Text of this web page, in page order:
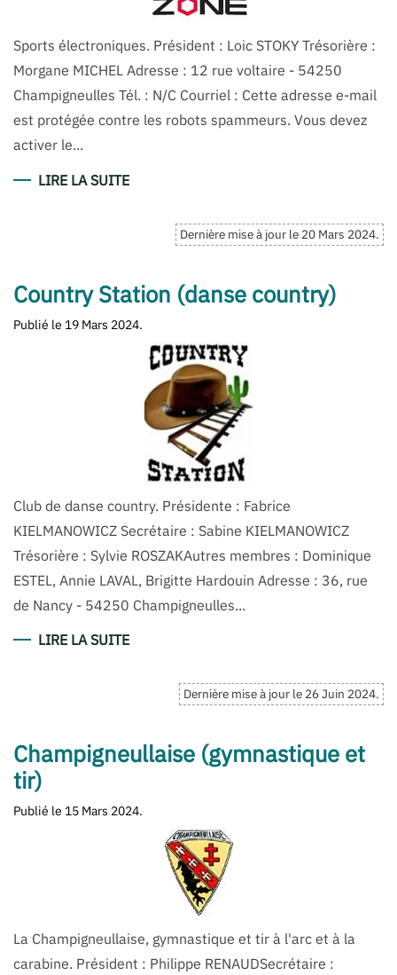
Sports électroniques. Président : Loic STOKY Trésorière :
Morgane MICHEL Adresse : 12 rue voltaire - 54250
Champigneulles Tél. : N/C Courriel : Cette adresse e-mail
est protégée contre les robots spammeurs. Vous devez
activer le...
LIRE LA SUITE
Dernière mise à jour le 20 Mars 2024.
Country Station (danse country)
Publié le 19 Mars 2024.
Club de danse country. Présidente : Fabrice
KIELMANOWICZ Secrétaire : Sabine KIELMANOWICZ
Trésorière : Sylvie ROSZAKAutres membres : Dominique
ESTEL, Annie LAVAL, Brigitte Hardouin Adresse : 36, rue
de Nancy - 54250 Champigneulles...
LIRE LA SUITE
Dernière mise à jour le 26 Juin 2024.
Champigneullaise (gymnastique et
tir)
Publié le 15 Mars 2024.
La Champigneullaise, gymnastique et tir à l'arc et à la
carabine. Président : Philippe RENAUDSecrétaire :